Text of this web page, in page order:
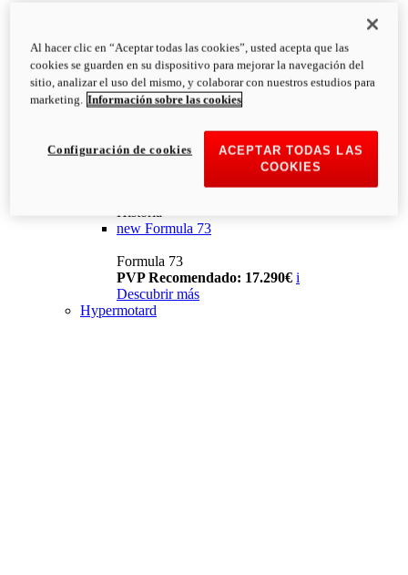
Historia
new Formula 73
Formula 73
PVP Recomendado: 17.290€ i
Descubrir más
Hypermotard
Al hacer clic en “Aceptar todas las cookies”, usted acepta que las
cookies se guarden en su dispositivo para mejorar la navegación del
sitio, analizar el uso del mismo, y colaborar con nuestros estudios para
marketing. Información sobre las cookies
ACEPTAR TODAS LAS
COOKIES
Configuración de cookies